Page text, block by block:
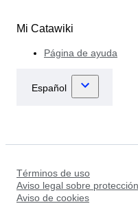
Mi Catawiki
Página de ayuda
Términos de uso
Aviso legal sobre
Aviso de cookies